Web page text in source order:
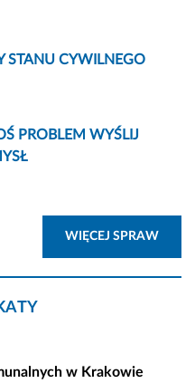
STANU CYWILNEGO
PROBLEM WYŚLIJ
WIĘCEJ SPRAW
w Krakowie